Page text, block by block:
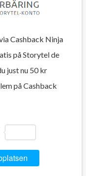
Cashback Ninja
på Storytel de
just nu 50 kr
på Cashback
Dela